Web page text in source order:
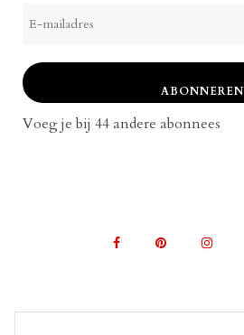
mailadres
ABONNEREN
Voeg je bij 44 andere abonnees